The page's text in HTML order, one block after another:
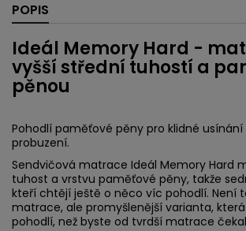
POPIS
Ideál Memory Hard -
vyšší střední tuhostí a
pěnou
Pohodlí paměťové pěny pro klidné
probuzení.
Sendvičová matrace Ideál Memory Hard
tuhost a vrstvu paměťové pěny, takže
kteří chtějí ještě o něco víc pohodlí. Není
matrace, ale promyšlenější varianta,
pohodlí, než byste od tvrdší matrace